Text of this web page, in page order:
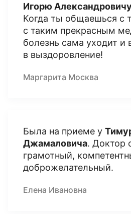
Игорю Александровичу
Когда ты общаешься с
с таким прекрасным
болезнь сама уходит и
в выздоровление!
Маргарита Москва
Была на приеме у
Джамаловича. Доктор
грамотный,
доброжелательный.
Елена Ивановна